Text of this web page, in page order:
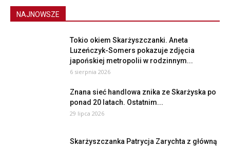
NAJNOWSZE
Tokio okiem Skarżyszczanki. Aneta
Luzeńczyk-Somers pokazuje zdjęcia
japońskiej metropolii w rodzinnym...
6 sierpnia 2026
Znana sieć handlowa znika ze Skarżyska po
ponad 20 latach. Ostatnim...
29 lipca 2026
Skarżyszczanka Patrycja Zarychta z główną